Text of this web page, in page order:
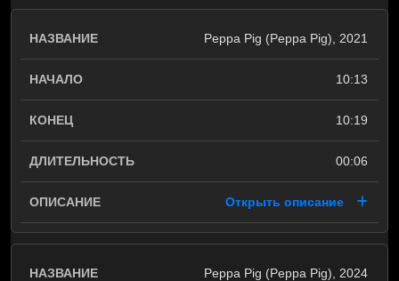
Peppa Pig (Peppa Pig), 2021
10:13
10:19
00:06
Открыть описание
Peppa Pig (Peppa Pig), 2024